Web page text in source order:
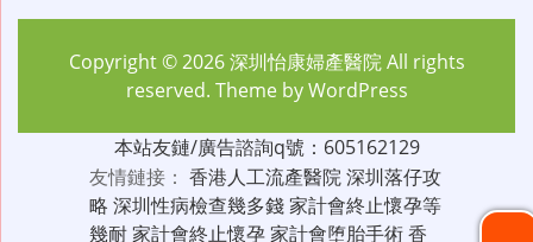
Copyright © 2026深圳怡康婦產醫院All rights
reserved. Theme byWordPress
本站友鏈/廣告諮詢q號：605162129
友情鏈接： 香港人工流產醫院深圳落仔攻
略 深圳性病檢查幾多錢家計會終止懷孕等
幾耐家計會終止懷孕家計會堕胎手術香